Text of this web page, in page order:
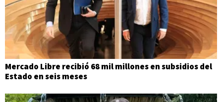
Mercado Libre recibió 68 mil millones en subsidios del
Estado en seis meses